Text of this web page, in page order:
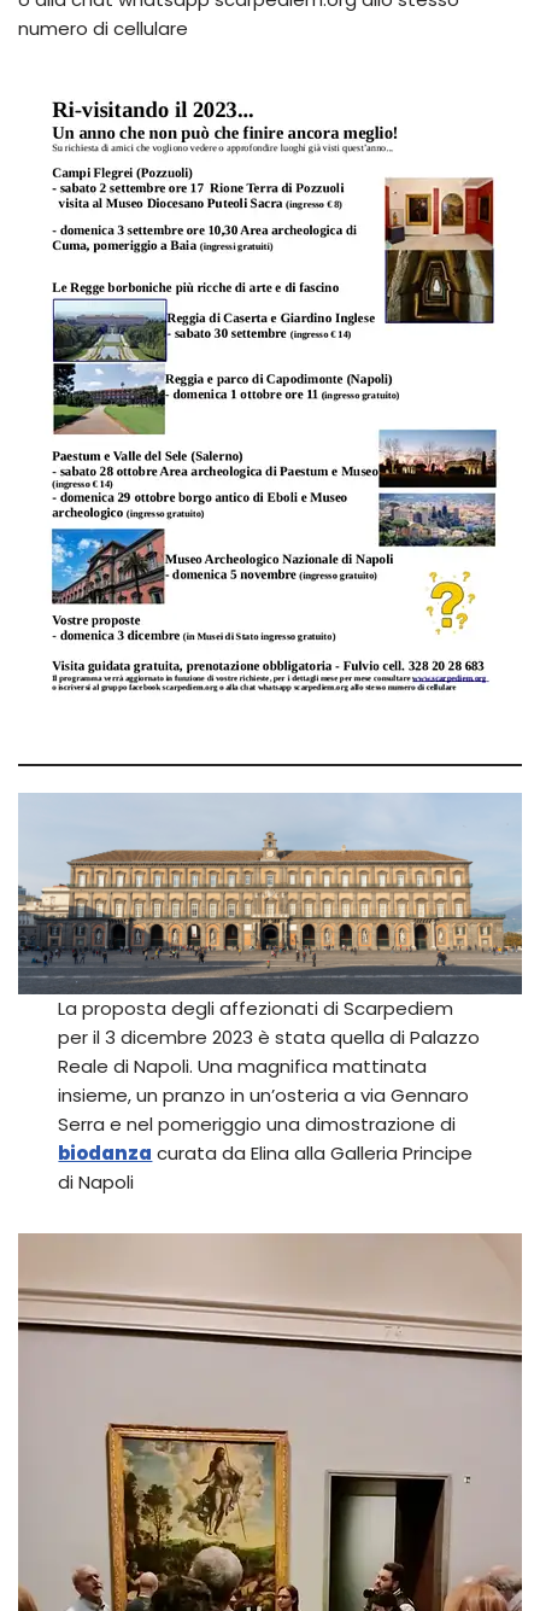
numero di cellulare
La proposta degli affezionati di Scarpediem
per il 3 dicembre 2023 è stata quella di Palazzo
Reale di Napoli. Una magnifica mattinata
insieme, un pranzo in un’osteria a via Gennaro
Serra e nel pomeriggio una dimostrazione di
biodanza curata da Elina alla Galleria Principe
di Napoli